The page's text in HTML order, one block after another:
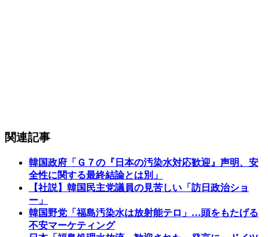
関連記事
韓国政府「Ｇ７の『日本の汚染水対応歓迎』声明、安
全性に関する最終結論とは別」
【社説】韓国民主党議員の見苦しい「訪日政治ショ
ー」
韓国野党「福島汚染水は放射能テロ」…頭をもたげる
不安マーケティング